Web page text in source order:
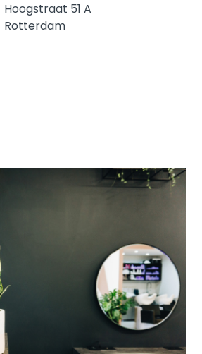
Hoogstraat 51 A
Rotterdam